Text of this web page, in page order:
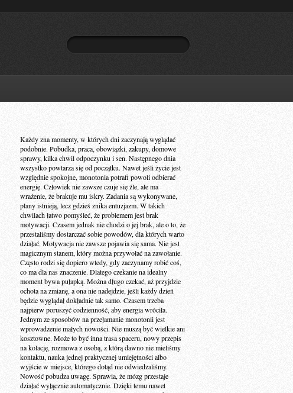
Każdy zna momenty, w których dni zaczynają wyglądać
podobnie. Pobudka, praca, obowiązki, zakupy, domowe
sprawy, kilka chwil odpoczynku i sen. Następnego dnia
wszystko powtarza się od początku. Nawet jeśli życie jest
względnie spokojne, monotonia potrafi powoli odbierać
energię. Człowiek nie zawsze czuje się źle, ale ma
wrażenie, że brakuje mu iskry. Zadania są wykonywane,
plany istnieją, lecz gdzieś znika entuzjazm. W takich
chwilach łatwo pomyśleć, że problemem jest brak
motywacji. Czasem jednak nie chodzi o jej brak, ale o to, że
przestaliśmy dostarczać sobie powodów, dla których warto
działać. Motywacja nie zawsze pojawia się sama. Nie jest
magicznym stanem, który można przywołać na zawołanie.
Często rodzi się dopiero wtedy, gdy zaczynamy robić coś,
co ma dla nas znaczenie. Dlatego czekanie na idealny
moment bywa pułapką. Można długo czekać, aż przyjdzie
ochota na zmianę, a ona nie nadejdzie, jeśli każdy dzień
będzie wyglądał dokładnie tak samo. Czasem trzeba
najpierw poruszyć codzienność, aby energia wróciła.
Jednym ze sposobów na przełamanie monotonii jest
wprowadzenie małych nowości. Nie muszą być wielkie ani
kosztowne. Może to być inna trasa spaceru, nowy przepis
na kolację, rozmowa z osobą, z którą dawno nie mieliśmy
kontaktu, nauka jednej praktycznej umiejętności albo
wyjście w miejsce, którego dotąd nie odwiedzaliśmy.
Nowość pobudza uwagę. Sprawia, że mózg przestaje
działać wyłącznie automatycznie. Dzięki temu nawet